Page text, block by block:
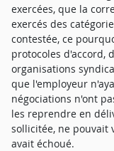
exercées, que la
exercés des
contestée, ce
protocoles d'accord,
organisations
que l'employeur
négociations n'ont
les reprendre en
sollicitée, ne pouvait
avait échoué.